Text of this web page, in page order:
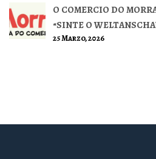
O COMERCIO DO
“SINTE O
25 Marzo, 2026